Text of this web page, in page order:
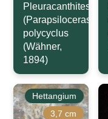
Pleuracanthites
(Parapsiloceras)
polycyclus
(Wähner,
1894)
Hettangium
3,7 cm